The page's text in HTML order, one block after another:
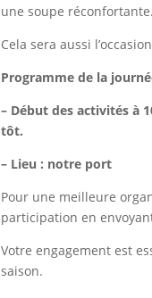
une soupe réconfortante.
Cela sera aussi
Programme de la
– Début des activités à
tôt.
– Lieu : notre port
Pour une meilleure
participation en
Votre engagement est
saison.